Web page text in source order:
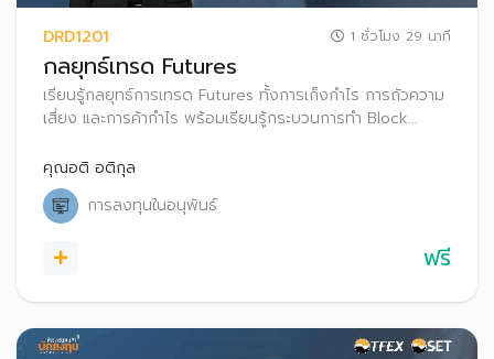
DRD1201 1 ชั่วโมง 29 นาที
กลยุทธ์เทรด Futures
เรียนรู้กลยุทธ์การเทรด Futures ทั้งการเก็งกําไร การถัวความ
เสี่ยง และการค้ากําไร พร้อมเรียนรู้กระบวนการทำ Block
คุณอติ อติกุล
การลงทุนในอนุพันธ์
ฟรี